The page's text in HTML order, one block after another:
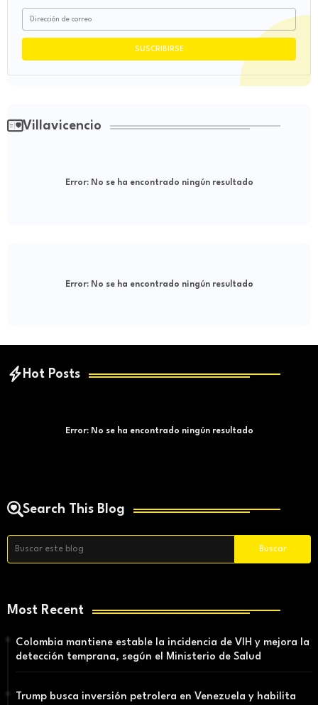
Villavicencio
Error:No se ha encontrado ningún resultado
Error:No se ha encontrado ningún resultado
Hot Posts
Error:No se ha encontrado ningún resultado
Search This Blog
Most Recent
Colombia mantiene estable la incidencia de VIH y mejora la
detección temprana, según el Ministerio de Salud
Trump busca inversión petrolera en Venezuela y habilita